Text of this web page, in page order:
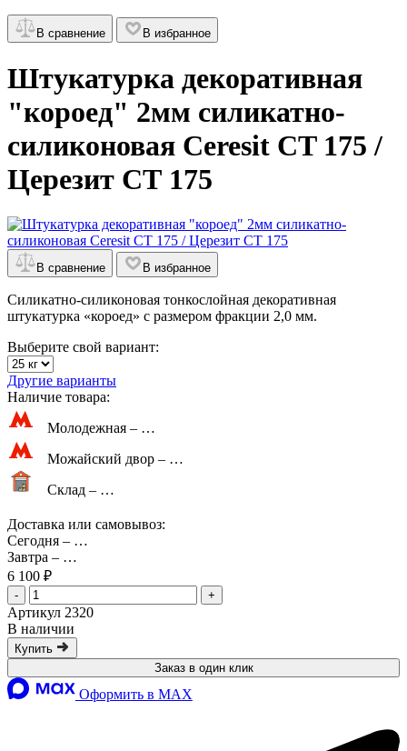
В сравнение В избранное
Штукатурка декоративная
"короед" 2мм силикатно-
силиконовая Ceresit CT 175 /
Церезит СТ 175
В сравнение В избранное
Силикатно-силиконовая тонкослойная декоративная
штукатурка «короед» с размером фракции 2,0 мм.
Выберите свой вариант:
Другие варианты
Наличие товара:
Молодежная – …
Можайский двор – …
Склад – …
Доставка или самовывоз:
Сегодня – …
Завтра – …
6 100 ₽
- +
Артикул 2320
В наличии
Купить
Заказ в один клик
Оформить в MAX